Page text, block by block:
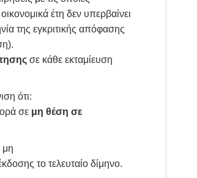
έτη δεν υπερβαίνει
της εγκριτικής απόφασης
σε κάθε εκταμίευση
ότι:
σε μη θέση σε
μη
το τελευταίο δίμηνο.